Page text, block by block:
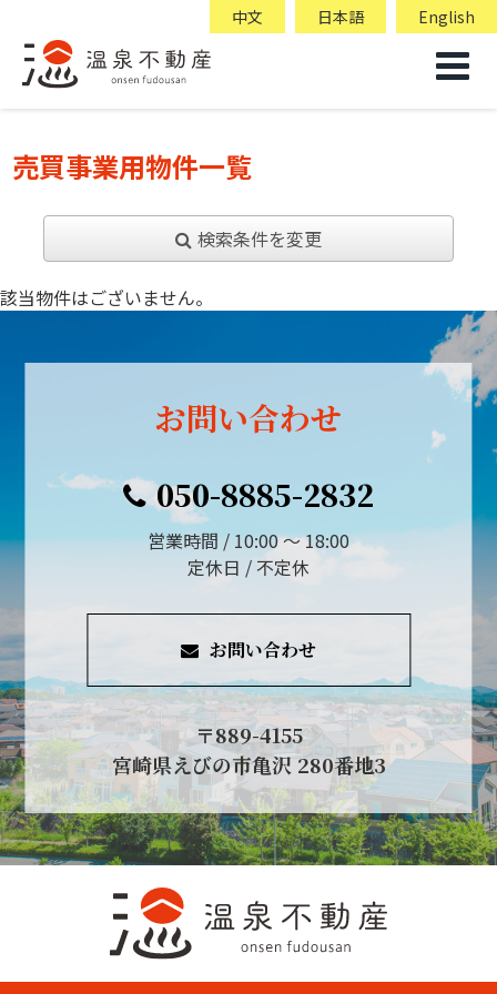
中文 日本語 English
売買事業用物件一覧
検索条件を変更
該当物件はございません。
お問い合わせ
050-8885-2832
営業時間 / 10:00 ～ 18:00
定休日 / 不定休
お問い合わせ
〒889-4155
宮崎県えびの市亀沢 280番地3